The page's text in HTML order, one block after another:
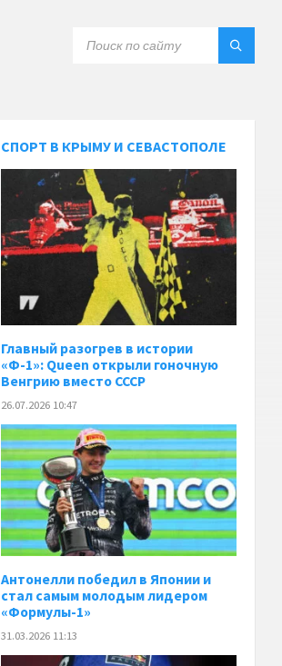
СПОРТ В КРЫМУ И СЕВАСТОПОЛЕ
Главный разогрев в истории
«Ф-1»: Queen открыли гоночную
Венгрию вместо СССР
26.07.2026 10:47
Антонелли победил в Японии и
стал самым молодым лидером
«Формулы-1»
31.03.2026 11:13